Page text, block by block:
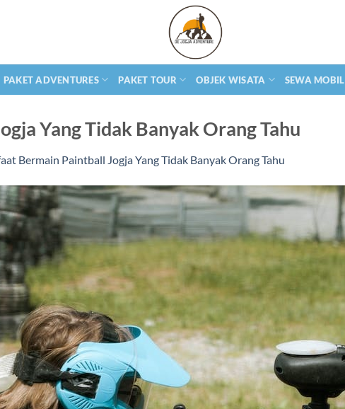
PAKET ADVENTURES PAKET TOUR OBJEK WISATA SEWA MOBIL
Yang Tidak Banyak Orang Tahu
Bermain Paintball Jogja Yang Tidak Banyak Orang Tahu